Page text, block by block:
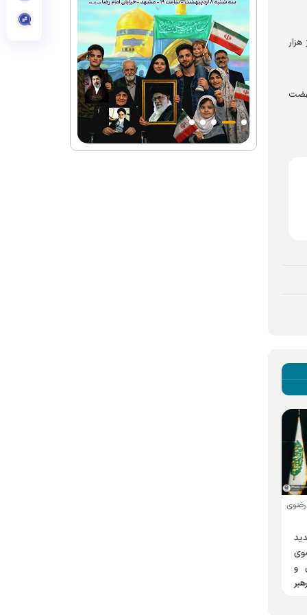
رضوی
و